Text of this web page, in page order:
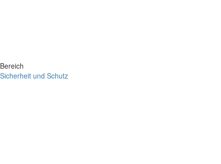
Bereich
Sicherheit und Schutz